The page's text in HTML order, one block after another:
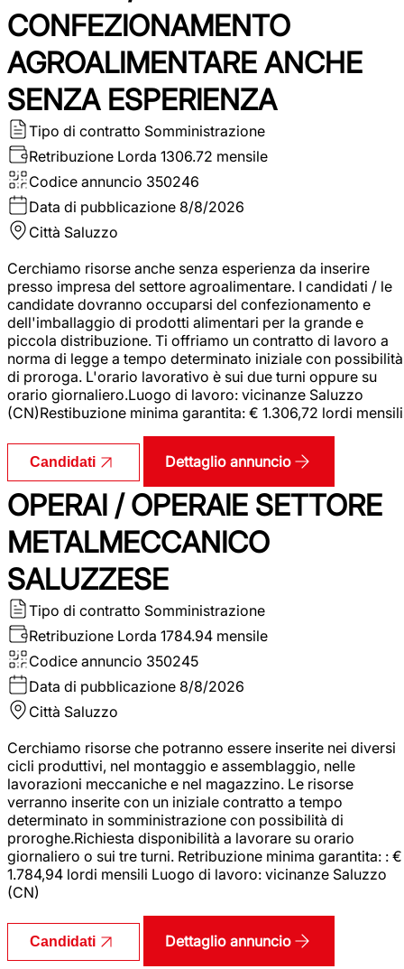
CONFEZIONAMENTO
AGROALIMENTARE ANCHE
SENZA ESPERIENZA
Tipo di contratto Somministrazione
Retribuzione Lorda 1306.72 mensile
Codice annuncio 350246
Data di pubblicazione 8/8/2026
Città Saluzzo
Cerchiamo risorse anche senza esperienza da inserire
presso impresa del settore agroalimentare. I candidati / le
candidate dovranno occuparsi del confezionamento e
dell'imballaggio di prodotti alimentari per la grande e
piccola distribuzione. Ti offriamo un contratto di lavoro a
norma di legge a tempo determinato iniziale con possibilità
di proroga. L'orario lavorativo è sui due turni oppure su
orario giornaliero.Luogo di lavoro: vicinanze Saluzzo
(CN)Restibuzione minima garantita: € 1.306,72 lordi mensili
Candidati Dettaglio annuncio
OPERAI / OPERAIE SETTORE
METALMECCANICO
SALUZZESE
Tipo di contratto Somministrazione
Retribuzione Lorda 1784.94 mensile
Codice annuncio 350245
Data di pubblicazione 8/8/2026
Città Saluzzo
Cerchiamo risorse che potranno essere inserite nei diversi
cicli produttivi, nel montaggio e assemblaggio, nelle
lavorazioni meccaniche e nel magazzino. Le risorse
verranno inserite con un iniziale contratto a tempo
determinato in somministrazione con possibilità di
proroghe.Richiesta disponibilità a lavorare su orario
giornaliero o sui tre turni. Retribuzione minima garantita: : €
1.784,94 lordi mensili Luogo di lavoro: vicinanze Saluzzo
(CN)
Candidati Dettaglio annuncio